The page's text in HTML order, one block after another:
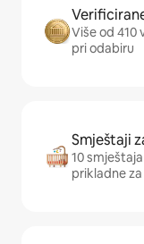
Više od 410
pri odabiru
Smještaji
10
prikladne